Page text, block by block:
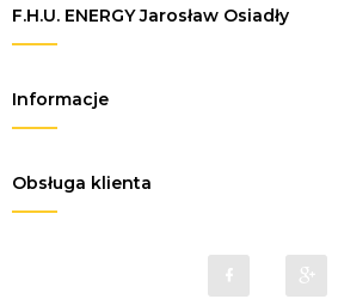
Zapisz
F.H.U. ENERGY Jarosław Osiadły
sklep@elektrykaenergy.pl
Informacje
Obsługa klienta